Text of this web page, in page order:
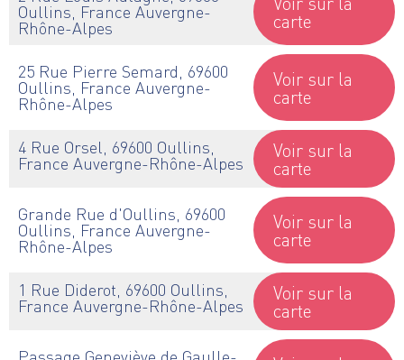
Oullins, France Auvergne-
Rhône-Alpes carte
25 Rue Pierre Semard, 69600
Oullins, France Auvergne-
Rhône-Alpes
Voir sur la
carte
4 Rue Orsel, 69600 Oullins,
France Auvergne-Rhône-Alpes
Voir sur la
carte
Grande Rue d'Oullins, 69600
Oullins, France Auvergne-
Rhône-Alpes
Voir sur la
carte
1 Rue Diderot, 69600 Oullins,
France Auvergne-Rhône-Alpes
Voir sur la
carte